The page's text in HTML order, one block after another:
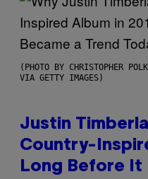
(PHOTO BY CHRISTOPHER
VIA GETTY IMAGES)
Justin
Country-
Long Before It